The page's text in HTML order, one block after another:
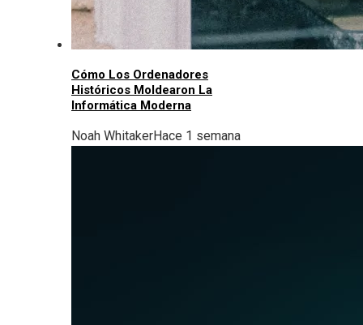
Cómo Los Ordenadores
Históricos Moldearon La
Informática Moderna
Noah WhitakerHace 1 semana